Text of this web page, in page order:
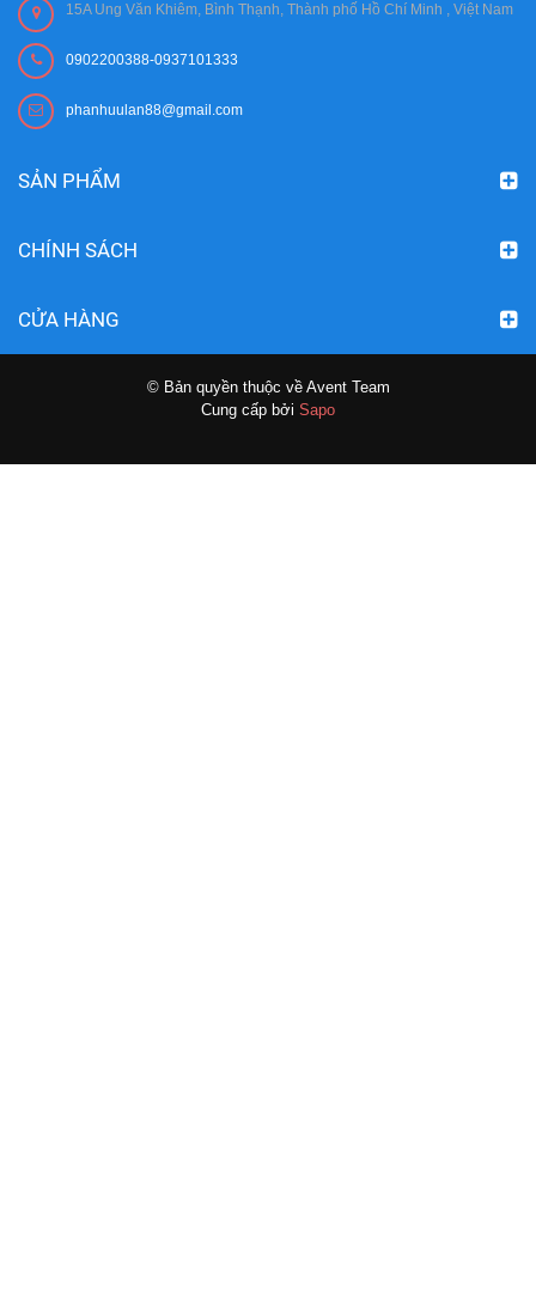
15A Ung Văn Khiêm, Bình Thạnh, Thành phố Hồ Chí Minh , Việt Nam
0902200388-0937101333
phanhuulan88@gmail.com
SẢN PHẨM
CHÍNH SÁCH
CỬA HÀNG
© Bản quyền thuộc về Avent Team
Cung cấp bởi Sapo